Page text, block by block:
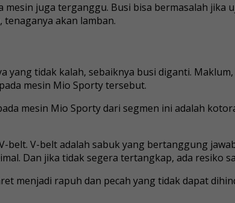
juga terganggu. Busi bisa bermasalah
akan lamban.
yang tidak kalah, sebaiknya busi diganti.
mesin Mio Sporty tersebut.
mesin Mio Sporty dari segmen ini adalah
belt. V-belt adalah sabuk yang bertanggung
Dan jika tidak segera tertangkap, ada resiko
menjadi rapuh dan pecah yang tidak dapat